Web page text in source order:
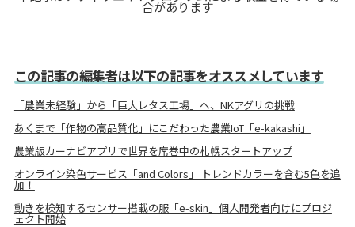
合があります
この記事の編集者は以下の記事をオススメしています
「農業未経験」から「巨大レタス工場」へ、NKアグリの挑戦
あくまで「作物の高品質化」にこだわった農業IoT「e-kakashi」
農業版カーナビアプリで世界を席巻中の札幌スタートアップ
オンライン染色サービス「and Colors」 トレンドカラーを含む5色を追
加！
動きを検知するセンサー搭載の服「e-skin」個人開発者向けにプロジ
ェクト開始